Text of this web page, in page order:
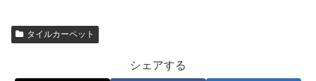
タイルカーペット
シェアする